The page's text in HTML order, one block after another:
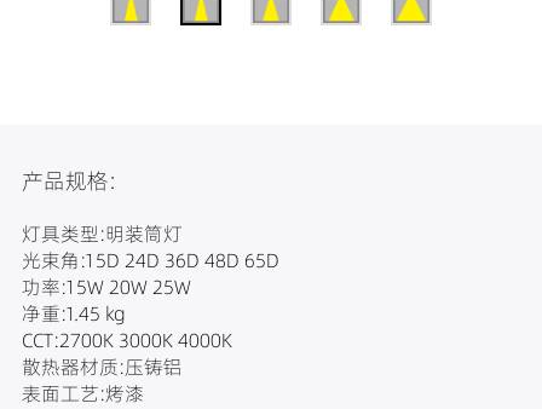
产品规格:
灯具类型:明装筒灯
光束角:15D 24D 36D 48D 65D
功率:15W 20W 25W
净重:1.45 kg
CCT:2700K 3000K 4000K
散热器材质:压铸铝
表面工艺:烤漆